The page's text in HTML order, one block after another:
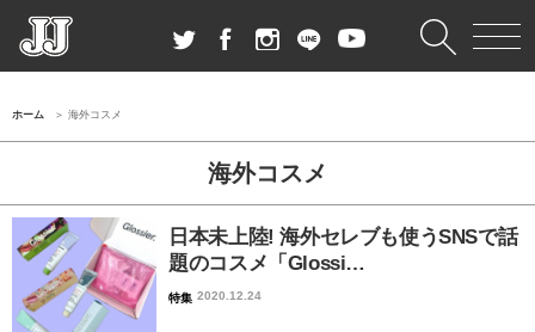
ホーム 海外コスメ
海外コスメ
日本未上陸! 海外セレブも使うSNSで話
題のコスメ「Glossi…
特集 2020.12.24